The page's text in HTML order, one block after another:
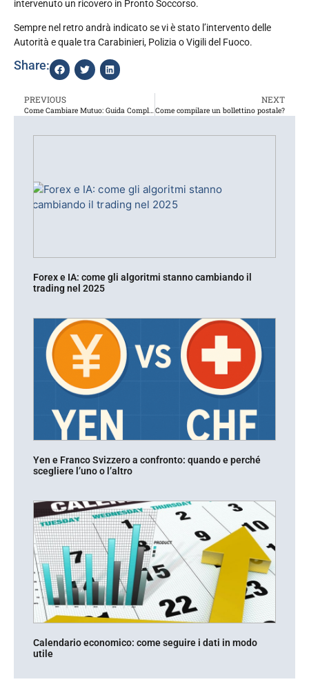
intervenuto un ricovero in Pronto Soccorso.
Sempre nel retro andrà indicato se vi è stato l’intervento delle
Autorità e quale tra Carabinieri, Polizia o Vigili del Fuoco.
Share:
PREVIOUS NEXT
Come compilare un bollettino postale?
Forex e IA: come gli algoritmi stanno cambiando il
trading nel 2025
Yen e Franco Svizzero a confronto: quando e perché
scegliere l’uno o l’altro
Calendario economico: come seguire i dati in modo
utile